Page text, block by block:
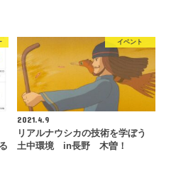
イベント
2021.4.9
リアルナウシカの技術を学ぼう
土中環境 in長野 木曽！